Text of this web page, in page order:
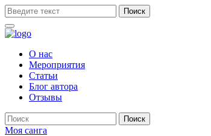
Поиск
О нас
Мероприятия
Статьи
Блог автора
Отзывы
Поиск
Моя санга